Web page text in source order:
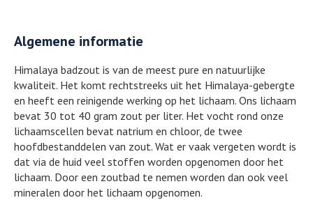
Algemene informatie
Himalaya badzout is van de meest pure en natuurlijke
kwaliteit. Het komt rechtstreeks uit het Himalaya-gebergte
en heeft een reinigende werking op het lichaam. Ons lichaam
bevat 30 tot 40 gram zout per liter. Het vocht rond onze
lichaamscellen bevat natrium en chloor, de twee
hoofdbestanddelen van zout. Wat er vaak vergeten wordt is
dat via de huid veel stoffen worden opgenomen door het
lichaam. Door een zoutbad te nemen worden dan ook veel
mineralen door het lichaam opgenomen.